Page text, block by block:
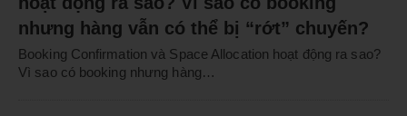
nhưng hàng vẫn có thể bị “rớt” chuyến?
Booking Confirmation và Space Allocation hoạt động ra sao?
Vì sao có booking nhưng hàng…